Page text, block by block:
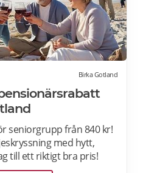
Birka Gotland
seniorgrupp från 840 kr!
med hytt,
till ett riktigt bra pris!
Riga, Bornholm, Åland,